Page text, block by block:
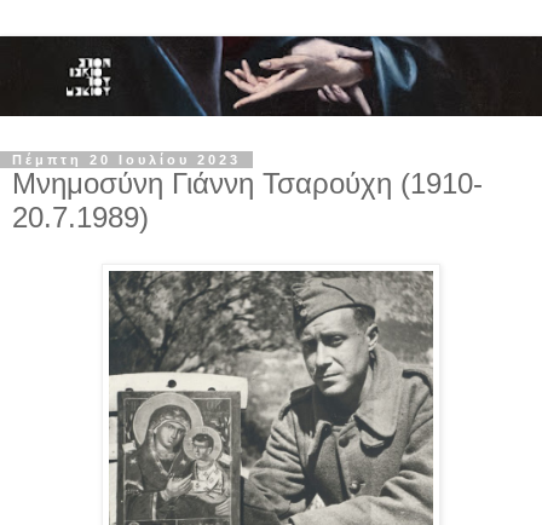
Πέμπτη 20 Ιουλίου 2023
Μνημοσύνη Γιάννη Τσαρούχη (1910-
20.7.1989)